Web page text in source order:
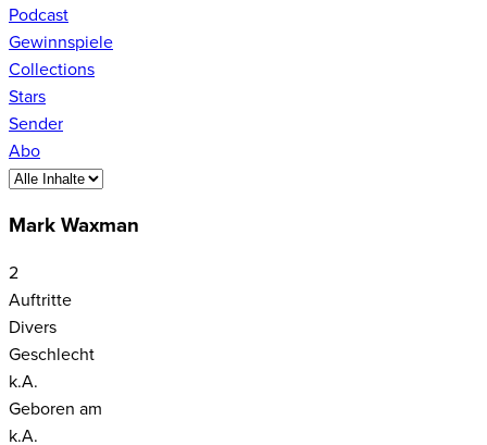
Podcast
Gewinnspiele
Collections
Stars
Sender
Abo
Mark Waxman
2
Auftritte
Divers
Geschlecht
k.A.
Geboren am
k.A.